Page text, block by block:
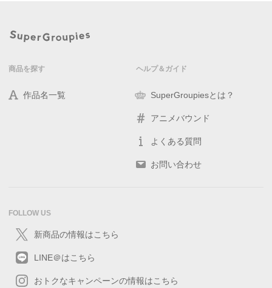
商品を探す
作品名一覧
ヘルプ＆ガイド
SuperGroupiesとは？
アニメバウンド
よくある質問
お問い合わせ
FOLLOW US
新商品の情報はこちら
LINE＠はこちら
おトクなキャンペーンの情報はこちら